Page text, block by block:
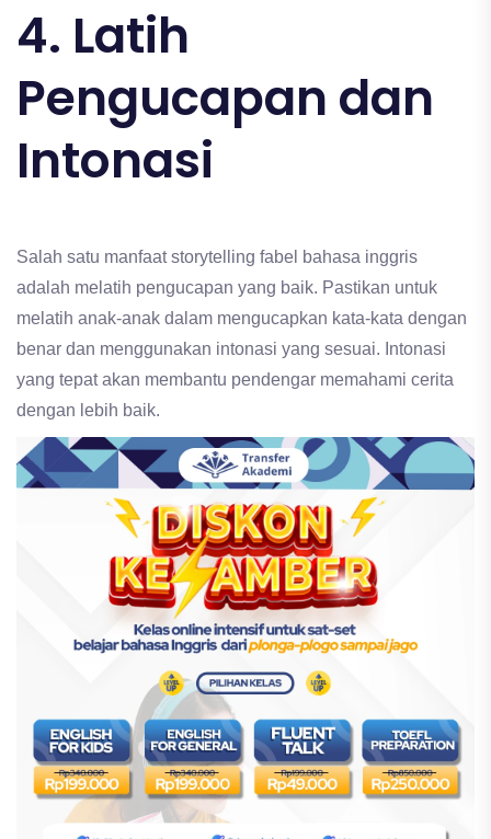
4. Latih
Pengucapan dan
Intonasi
Salah satu manfaat storytelling fabel bahasa inggris
adalah melatih pengucapan yang baik. Pastikan untuk
melatih anak-anak dalam mengucapkan kata-kata dengan
benar dan menggunakan intonasi yang sesuai. Intonasi
yang tepat akan membantu pendengar memahami cerita
dengan lebih baik.